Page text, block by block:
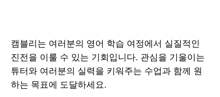
캠블리는 여러분의 영어 학습 여정에서 실질적인
진전을 이룰 수 있는 기회입니다. 관심을 기울이는
튜터와 여러분의 실력을 키워주는 수업과 함께 원
하는 목표에 도달하세요.